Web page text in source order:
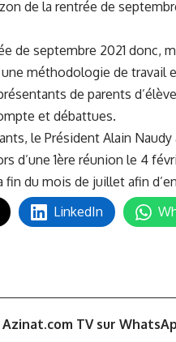
de la rentrée de
de septembre 2021 donc,
méthodologie de travail
de parents
et débattues.
le Président Alain
d’une 1ère réunion le 4
du mois de juillet afin
LinkedIn
Azinat.com TV sur